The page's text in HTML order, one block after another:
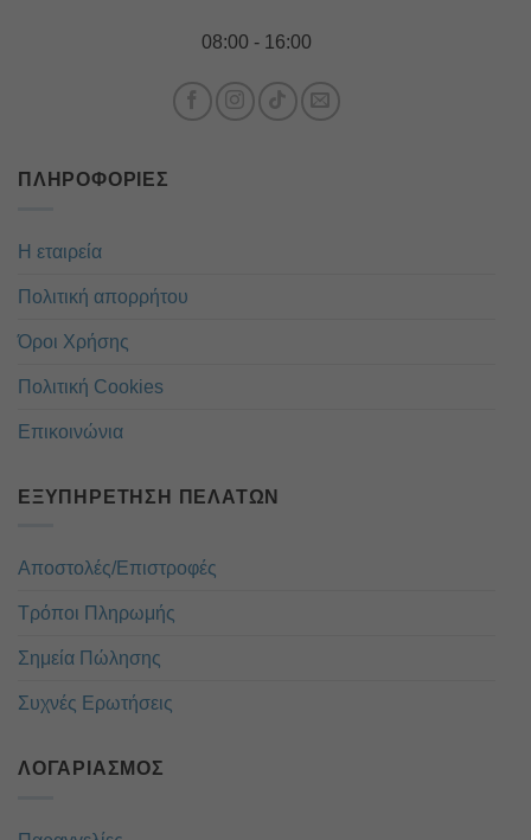
08:00 - 16:00
ΠΛΗΡΟΦΟΡΊΕΣ
Η εταιρεία
Πολιτική απορρήτου
Όροι Χρήσης
Πολιτική Cookies
Επικοινώνια
ΕΞΥΠΗΡΈΤΗΣΗ ΠΕΛΑΤΏΝ
Αποστολές/Επιστροφές
Τρόποι Πληρωμής
Σημεία Πώλησης
Συχνές Ερωτήσεις
ΛΟΓΑΡΙΑΣΜΌΣ